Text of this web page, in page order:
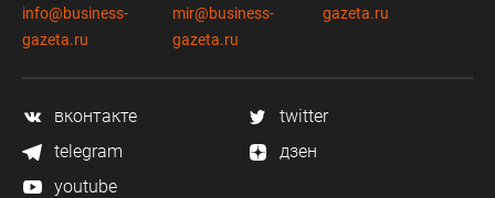
info@business-
gazeta.ru
mir@business-
gazeta.ru
gazeta.ru
вконтакте
twitter
telegram
дзен
youtube